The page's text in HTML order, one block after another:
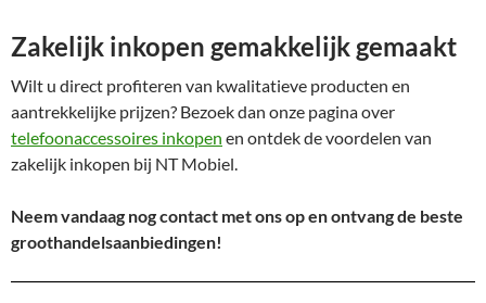
Zakelijk inkopen gemakkelijk gemaakt
Wilt u direct profiteren van kwalitatieve producten en
aantrekkelijke prijzen? Bezoek dan onze pagina over
telefoonaccessoires inkopen en ontdek de voordelen van
zakelijk inkopen bij NT Mobiel.
Neem vandaag nog contact met ons op en ontvang de beste
groothandelsaanbiedingen!